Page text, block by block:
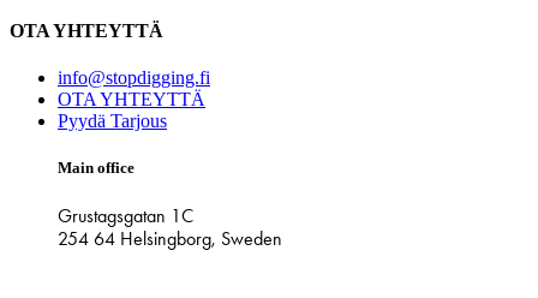
OTA YHTEYTTÄ
info@stopdigging.fi
OTA YHTEYTTÄ
Pyydä Tarjous
Main office
Grustagsgatan 1C
254 64 Helsingborg, Sweden